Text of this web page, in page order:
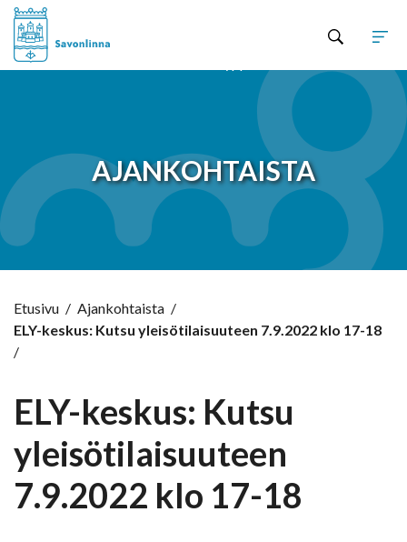
AJANKOHTAISTA
Etusivu / Ajankohtaista /
ELY-keskus: Kutsu yleisötilaisuuteen 7.9.2022 klo 17-18
/
ELY-keskus: Kutsu
yleisötilaisuuteen
7.9.2022 klo 17-18